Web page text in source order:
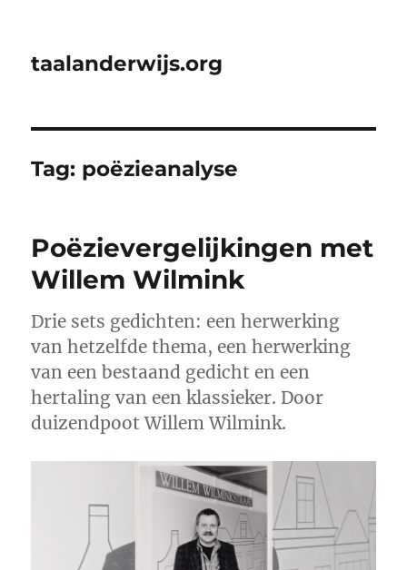
taalanderwijs.org
Tag: poëzieanalyse
Poëzievergelijkingen met
Willem Wilmink
Drie sets gedichten: een herwerking
van hetzelfde thema, een herwerking
van een bestaand gedicht en een
hertaling van een klassieker. Door
duizendpoot Willem Wilmink.